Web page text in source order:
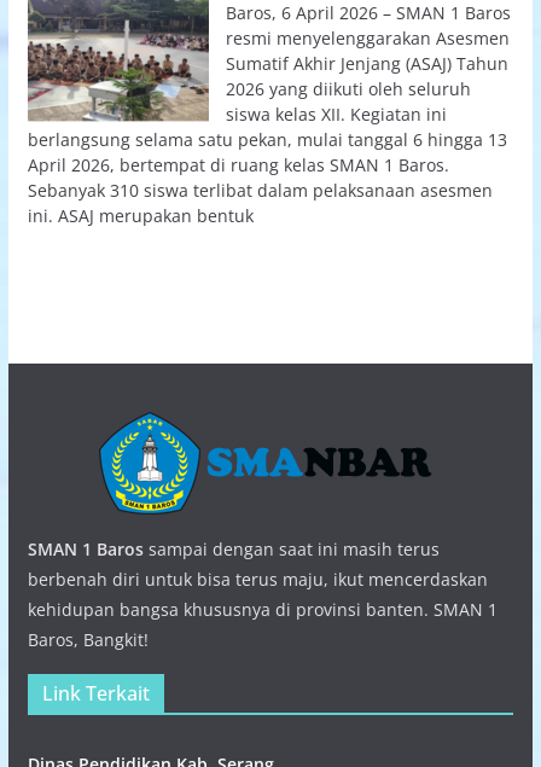
Baros, 6 April 2026 – SMAN 1 Baros
resmi menyelenggarakan Asesmen
Sumatif Akhir Jenjang (ASAJ) Tahun
2026 yang diikuti oleh seluruh
siswa kelas XII. Kegiatan ini
berlangsung selama satu pekan, mulai tanggal 6 hingga 13
April 2026, bertempat di ruang kelas SMAN 1 Baros.
Sebanyak 310 siswa terlibat dalam pelaksanaan asesmen
ini. ASAJ merupakan bentuk
SMAN 1 Barossampai dengan saat ini masih terus
berbenah diri untuk bisa terus maju, ikut mencerdaskan
kehidupan bangsa khususnya di provinsi banten. SMAN 1
Baros, Bangkit!
Link Terkait